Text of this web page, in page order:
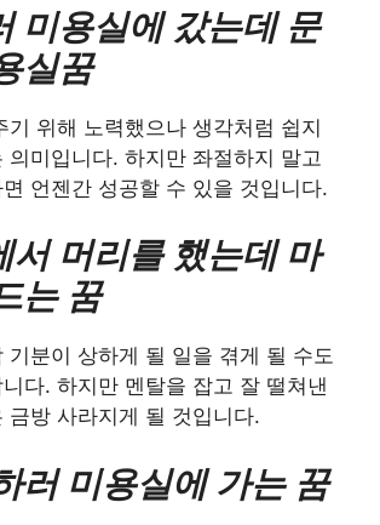
미용실에 갔는데 문
실꿈
기 위해 노력했으나 생각처럼 쉽지
의미입니다. 하지만 좌절하지 말고
언젠간 성공할 수 있을 것입니다.
서 머리를 했는데 마
는 꿈
기분이 상하게 될 일을 겪게 될 수도
다. 하지만 멘탈을 잡고 잘 떨쳐낸
금방 사라지게 될 것입니다.
러 미용실에 가는 꿈